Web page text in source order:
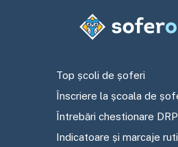
Top școli de șoferi
Înscriere la școala de
Întrebări chestionare
Indicatoare și marcaje